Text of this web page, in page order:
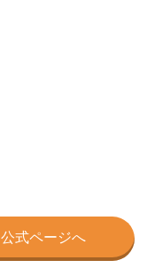
公式ページへ